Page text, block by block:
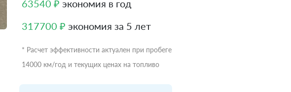
63540 ₽ экономия в год
317700 ₽ экономия за 5 лет
* Расчет эффективности актуален при пробеге
14000 км/год и текущих ценах на топливо